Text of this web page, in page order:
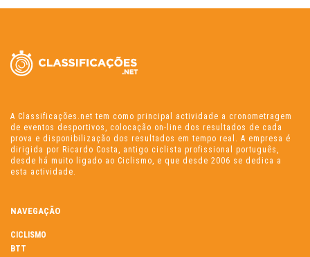
A Classificações.net tem como principal actividade a cronometragem
de eventos desportivos, colocação on-line dos resultados de cada
prova e disponibilização dos resultados em tempo real. A empresa é
dirigida por Ricardo Costa, antigo ciclista profissional português,
desde há muito ligado ao Ciclismo, e que desde 2006 se dedica a
esta actividade.
NAVEGAÇÃO
CICLISMO
BTT